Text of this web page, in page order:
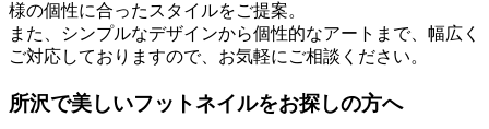
様の個性に合ったスタイルをご提案。
また、シンプルなデザインから個性的なアートまで、幅広く
ご対応しておりますので、お気軽にご相談ください。
所沢で美しいフットネイルをお探しの方へ